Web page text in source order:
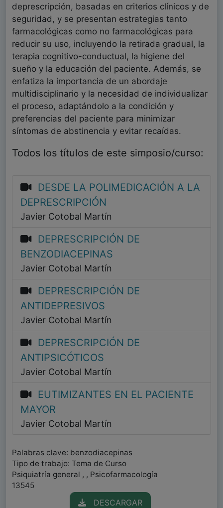
deprescripción, basadas en criterios clínicos y de
seguridad, y se presentan estrategias tanto
farmacológicas como no farmacológicas para
reducir su uso, incluyendo la retirada gradual, la
terapia cognitivo-conductual, la higiene del
sueño y la educación del paciente. Además, se
enfatiza la importancia de un abordaje
multidisciplinario y la necesidad de individualizar
el proceso, adaptándolo a la condición y
preferencias del paciente para minimizar
síntomas de abstinencia y evitar recaídas.
Todos los títulos de este simposio/curso:
DESDE LA POLIMEDICACIÓN A LA
DEPRESCRIPCIÓN
Javier Cotobal Martín
DEPRESCRIPCIÓN DE
BENZODIACEPINAS
Javier Cotobal Martín
DEPRESCRIPCIÓN DE
ANTIDEPRESIVOS
Javier Cotobal Martín
DEPRESCRIPCIÓN DE
ANTIPSICÓTICOS
Javier Cotobal Martín
EUTIMIZANTES EN EL PACIENTE
MAYOR
Javier Cotobal Martín
Palabras clave: benzodiacepinas
Tipo de trabajo: Tema de Curso
Psiquiatría general , , Psicofarmacología
13545
DESCARGAR